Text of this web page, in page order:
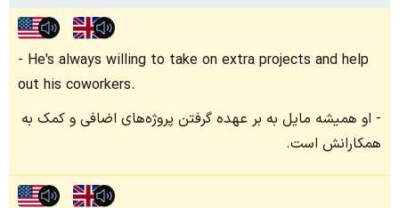
He's always willing to take on extra projects and help
out his coworkers.
او همیشه مایل به بر عهده گرفتن پروژه‌های اضافی و کمک به
همکارانش است.